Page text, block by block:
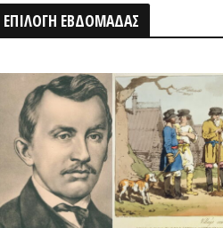
σοσιαλισμός του Σέρβου
& η δημοκρατική